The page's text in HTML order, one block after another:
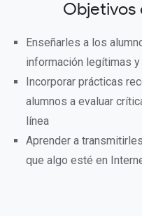
Objetivos
Enseñarles a los
información legítimas
Incorporar prácticas
alumnos a evaluar
línea
Aprender a
que algo esté en